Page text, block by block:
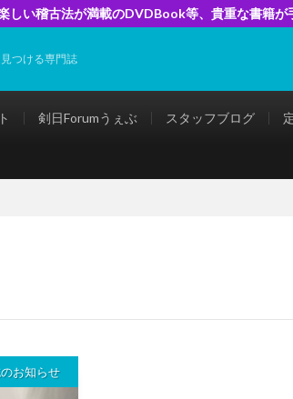
しい稽古法が満載のDVDBook等、貴重な書籍が
つける専門誌
剣日Forumうぇぶ スタッフブログ
お知らせ